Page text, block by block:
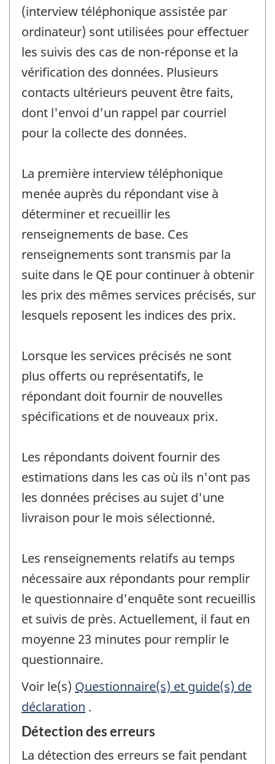
(interview téléphonique assistée par
ordinateur) sont utilisées pour effectuer
les suivis des cas de non-réponse et la
vérification des données. Plusieurs
contacts ultérieurs peuvent être faits,
dont l'envoi d'un rappel par courriel
pour la collecte des données.
La première interview téléphonique
menée auprès du répondant vise à
déterminer et recueillir les
renseignements de base. Ces
renseignements sont transmis par la
suite dans le QE pour continuer à obtenir
les prix des mêmes services précisés, sur
lesquels reposent les indices des prix.
Lorsque les services précisés ne sont
plus offerts ou représentatifs, le
répondant doit fournir de nouvelles
spécifications et de nouveaux prix.
Les répondants doivent fournir des
estimations dans les cas où ils n'ont pas
les données précises au sujet d'une
livraison pour le mois sélectionné.
Les renseignements relatifs au temps
nécessaire aux répondants pour remplir
le questionnaire d'enquête sont recueillis
et suivis de près. Actuellement, il faut en
moyenne 23 minutes pour remplir le
questionnaire.
Voir le(s) Questionnaire(s) et guide(s) de
déclaration .
Détection des erreurs
La détection des erreurs se fait pendant